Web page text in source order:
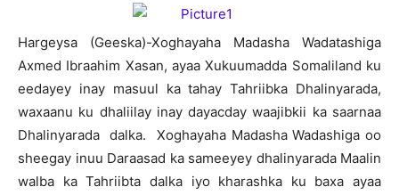
Hargeysa (Geeska)-Xoghayaha Madasha Wadatashiga
Axmed Ibraahim Xasan, ayaa Xukuumadda Somaliland ku
eedayey inay masuul ka tahay Tahriibka Dhalinyarada,
waxaanu ku dhaliilay inay dayacday waajibkii ka saarnaa
Dhalinyarada dalka. Xoghayaha Madasha Wadashiga oo
sheegay inuu Daraasad ka sameeyey dhalinyarada Maalin
walba ka Tahriibta dalka iyo kharashka ku baxa ayaa